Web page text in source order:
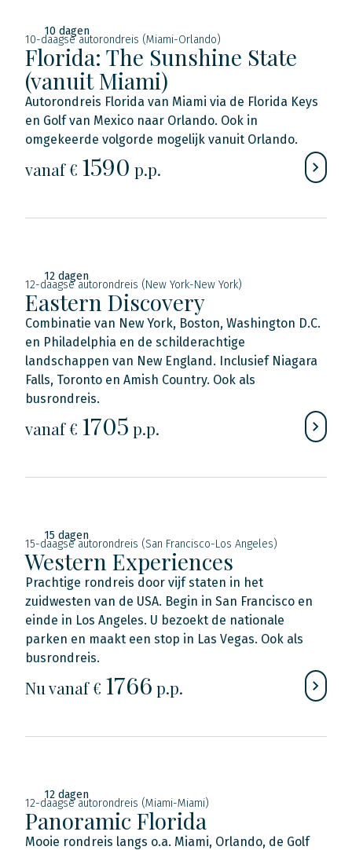
10 dagen
10-daagse autorondreis (Miami-Orlando)
Florida: The Sunshine State
(vanuit Miami)
Autorondreis Florida van Miami via de Florida Keys
en Golf van Mexico naar Orlando. Ook in
omgekeerde volgorde mogelijk vanuit Orlando.
vanaf € 1590 p.p.
12 dagen
12-daagse autorondreis (New York-New York)
Eastern Discovery
Combinatie van New York, Boston, Washington D.C.
en Philadelphia en de schilderachtige
landschappen van New England. Inclusief Niagara
Falls, Toronto en Amish Country. Ook als
busrondreis.
vanaf € 1705 p.p.
15 dagen
15-daagse autorondreis (San Francisco-Los Angeles)
Western Experiences
Prachtige rondreis door vijf staten in het
zuidwesten van de USA. Begin in San Francisco en
einde in Los Angeles. U bezoekt de nationale
parken en maakt een stop in Las Vegas. Ook als
busrondreis.
Nu vanaf € 1766 p.p.
12 dagen
12-daagse autorondreis (Miami-Miami)
Panoramic Florida
Mooie rondreis langs o.a. Miami, Orlando, de Golf